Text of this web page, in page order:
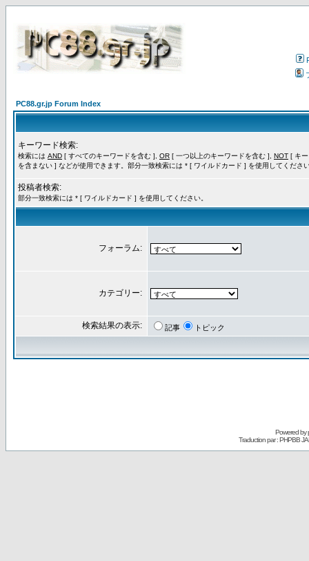
PC88.gr.jp Forum Index
キーワード検索:
検索には AND [ すべてのキーワードを含む ], OR [ 一つ以上のキーワードを含む ], NOT [ キ
を含まない ] などが使用できます。部分一致検索には * [ ワイルドカード ] を使用してくださ
投稿者検索:
部分一致検索には * [ ワイルドカード ] を使用してください。
フォーラム:
カテゴリー:
検索結果の表示: 記事 トピック
Powered by
Traduction par : PHPBB